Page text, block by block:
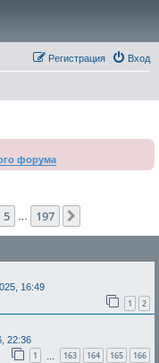
Вход
Регистрация
форума
197
5 197
16:49
1 2
22:36
1 163 164 165 166